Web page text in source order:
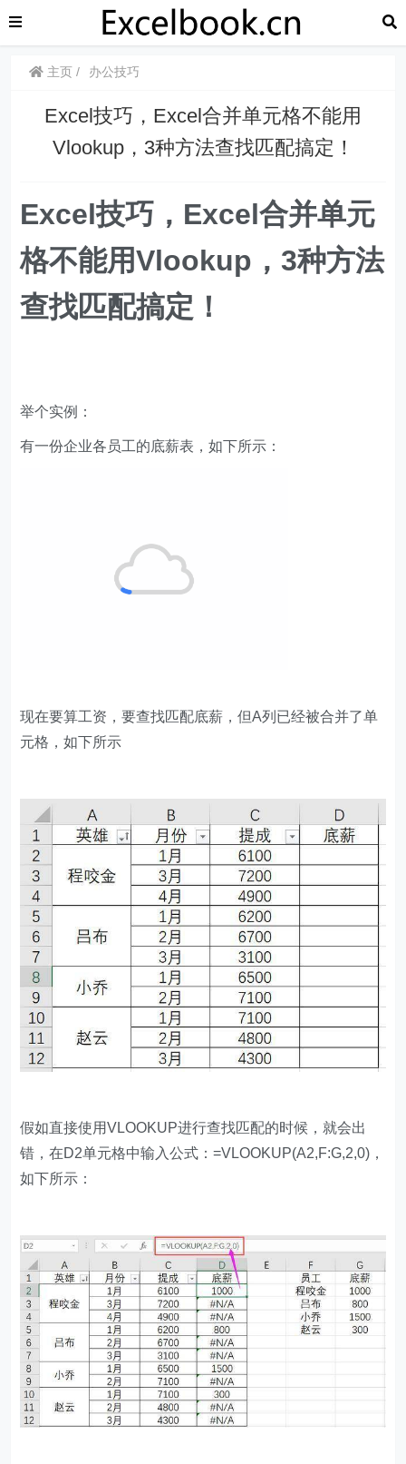
主页 办公技巧
Excel技巧，​Excel合并单元格不能用
Vlookup，3种方法查找匹配搞定！
Excel技巧，​ Excel合并单元
格不能用Vlookup，3种方法
查找匹配搞定！
举个实例：
有一份企业各员工的底薪表，如下所示：
现在要算工资，要查找匹配底薪，但A列已经被合并了单
元格，如下所示
假如直接使用VLOOKUP进行查找匹配的时候，就会出
错，在D2单元格中输入公式：=VLOOKUP(A2,F:G,2,0)，
如下所示：